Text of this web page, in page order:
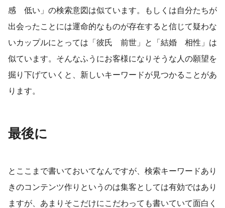
感 低い」の検索意図は似ています。もしくは自分たちが
出会ったことには運命的なものが存在すると信じて疑わな
いカップルにとっては「彼氏 前世」と「結婚 相性」は
似ています。そんなふうにお客様になりそうな人の願望を
掘り下げていくと、新しいキーワードが見つかることがあ
ります。
最後に
とここまで書いておいてなんですが、検索キーワードあり
きのコンテンツ作りというのは集客としては有効ではあり
ますが、あまりそこだけにこだわっても書いていて面白く